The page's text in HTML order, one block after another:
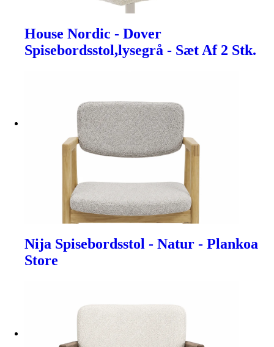
House Nordic - Dover
Spisebordsstol,lysegrå - Sæt Af 2 Stk.
Nija Spisebordsstol - Natur - Plankoa
Store